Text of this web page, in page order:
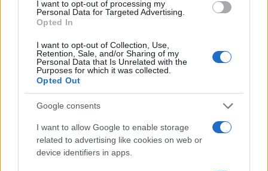
I want to opt-out of processing my
Personal Data for Targeted Advertising.
Opted In
I want to opt-out of Collection, Use,
Retention, Sale, and/or Sharing of my
Personal Data that Is Unrelated with the
Purposes for which it was collected.
Opted Out
Google consents
I want to allow Google to enable storage
related to advertising like cookies on web or
device identifiers in apps.